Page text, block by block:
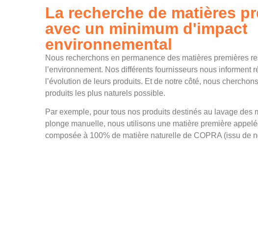
La recherche de matières
avec un minimum d'impact
environnemental
Nous recherchons en permanence des matières premières
l’environnement. Nos différents fournisseurs nous informent
l’évolution de leurs produits. Et de notre côté, nous
produits les plus naturels possible.
Par exemple, pour tous nos produits destinés au lavage des
plonge manuelle, nous utilisons une matière première
composée à 100% de matière naturelle de COPRA (issu de